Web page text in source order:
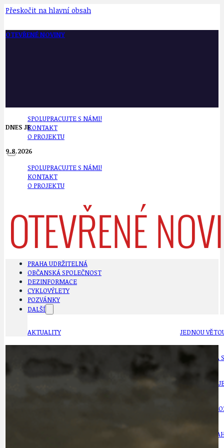
Přeskočit na hlavní obsah
OTEVŘENÉ NOVINY
SPOLUPRACUJTE S NÁMI!
KONTAKT
O PROJEKTU
SPOLUPRACUJTE S NÁMI!
KONTAKT
O PROJEKTU
DNES JE
9.8.2026
PRAHA UDRŽITELNÁ
OBČANSKÁ SPOLEČNOST
DEZINFORMACE
CYKLOVÝLETY
POZVÁNKY
DALŠÍ
AKTUALITY JEDNOU
KLÁNOVICKÁ
KRUHOVÝ
KULTURNÍ
NÁDRAŽÍ